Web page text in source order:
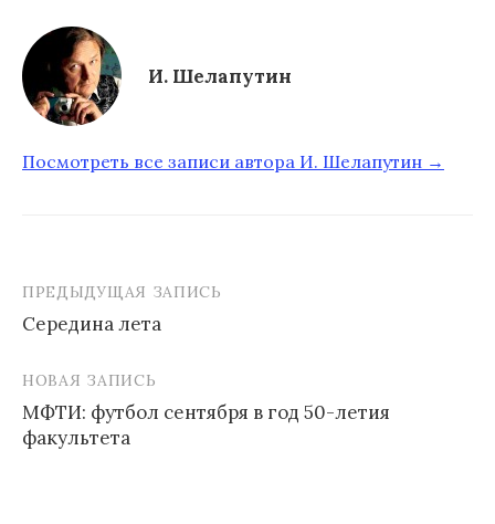
И. Шелапутин
Посмотреть все записи автора И. Шелапутин →
а
в
ПРЕДЫДУЩАЯ ЗАПИСЬ
Середина лета
НОВАЯ ЗАПИСЬ
МФТИ: футбол сентября в год 50-летия
факультета